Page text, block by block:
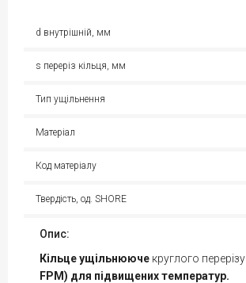
d внутрішній, мм
s переріз кільця, мм
Тип ущільнення
Матеріал
Код матеріалу
Твердість, од. SHORE
Опис:
Кільцеущільнююче круглого перерізу
FPM) для підвищених температур.